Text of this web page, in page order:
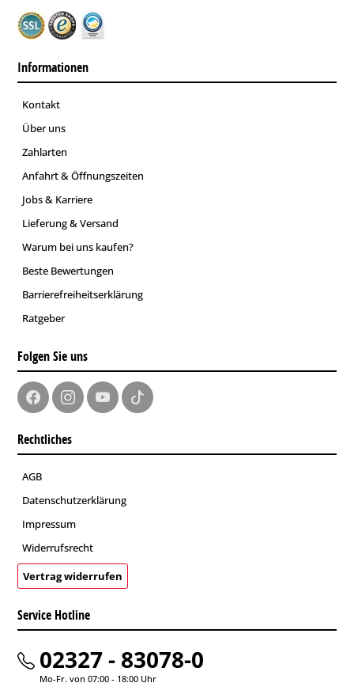
Informationen
Kontakt
Über uns
Zahlarten
Anfahrt & Öffnungszeiten
Jobs & Karriere
Lieferung & Versand
Warum bei uns kaufen?
Beste Bewertungen
Barrierefreiheitserklärung
Ratgeber
Folgen Sie uns
Rechtliches
AGB
Datenschutzerklärung
Impressum
Widerrufsrecht
Vertrag widerrufen
Service Hotline
02327 - 83078-0
Mo-Fr. von 07:00 - 18:00 Uhr